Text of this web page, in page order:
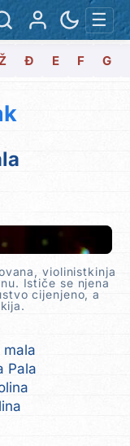
☰
Đ E F G
violinistkinja
Ističe se njena
cijenjeno, a
mala
Pala